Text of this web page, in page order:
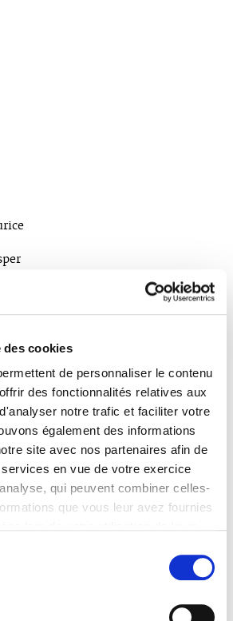
des cookies
de personnaliser le contenu
des fonctionnalités relatives aux
notre trafic et faciliter votre
également des informations
site avec nos partenaires afin de
en vue de votre exercice
qui peuvent combiner celles-
que vous leur avez fournies
site Web.
sur notre politique de traitement,